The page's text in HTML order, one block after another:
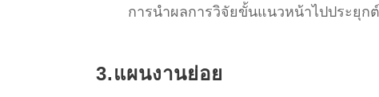
การนำผลการวิจัยขั้นแนวหน้าไปประยุ
3.แผนงานย่อย